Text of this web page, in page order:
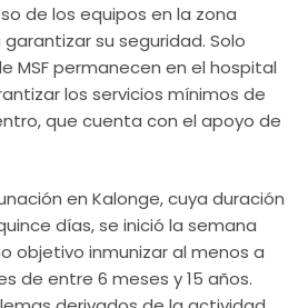
de los equipos en la zona
su seguridad. Solo
MSF permanecen en el hospital
los servicios mínimos de
que cuenta con el apoyo de
en Kalonge, cuya duración
días, se inició la semana
objetivo inmunizar al menos a
de entre 6 meses y 15 años.